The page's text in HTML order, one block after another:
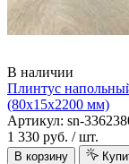
В наличии
Плинтус
(80х15х2200 мм)
Артикул: sn-
1 330 руб. / шт.
В корзину